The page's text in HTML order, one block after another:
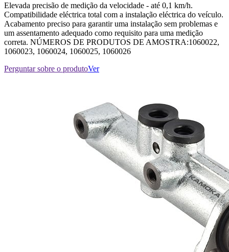
Elevada precisão de medição da velocidade - até 0,1 km/h.
Compatibilidade eléctrica total com a instalação eléctrica do veículo.
Acabamento preciso para garantir uma instalação sem problemas e
um assentamento adequado como requisito para uma medição
correta. NÚMEROS DE PRODUTOS DE AMOSTRA:1060022,
1060023, 1060024, 1060025, 1060026
Perguntar sobre o produtoVer